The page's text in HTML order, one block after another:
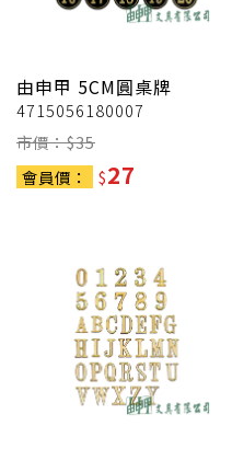
由申甲 5CM圓桌牌
4715056180007
市價：$35
會員價：
$27